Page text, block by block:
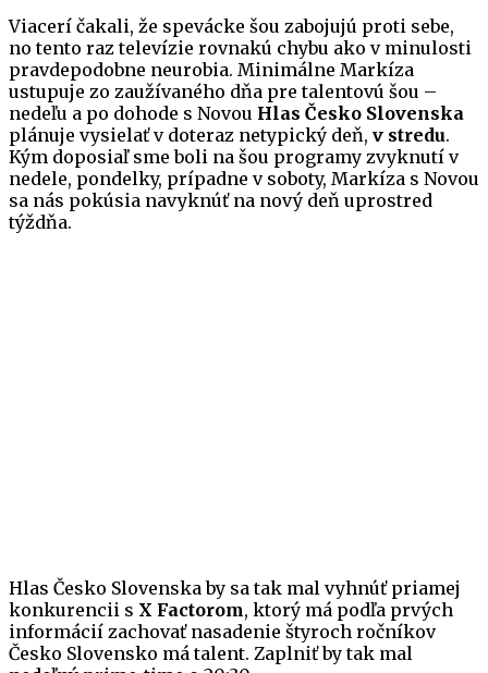
Viacerí čakali, že spevácke šou zabojujú proti sebe,
no tento raz televízie rovnakú chybu ako v minulosti
pravdepodobne neurobia. Minimálne Markíza
ustupuje zo zaužívaného dňa pre talentovú šou –
nedeľu a po dohode s Novou Hlas Česko Slovenska
plánuje vysielať v doteraz netypický deň, v stredu.
Kým doposiaľ sme boli na šou programy zvyknutí v
nedele, pondelky, prípadne v soboty, Markíza s Novou
sa nás pokúsia navyknúť na nový deň uprostred
týždňa.
Hlas Česko Slovenska by sa tak mal vyhnúť priamej
konkurencii s X Factorom, ktorý má podľa prvých
informácií zachovať nasadenie štyroch ročníkov
Česko Slovensko má talent. Zaplniť by tak mal